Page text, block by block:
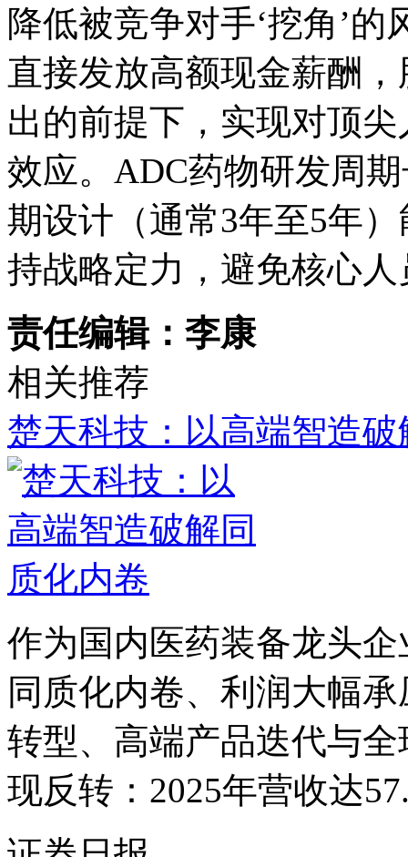
降低被竞争对手‘挖角’
直接发放高额现金薪酬
出的前提下，实现对顶
效应。ADC药物研发周
期设计（通常3年至5年
持战略定力，避免核心
责任编辑：李康
相关推荐
楚天科技：以高端智造
作为国内医药装备龙头
同质化内卷、利润大幅
转型、高端产品迭代与
现反转：2025年营收达